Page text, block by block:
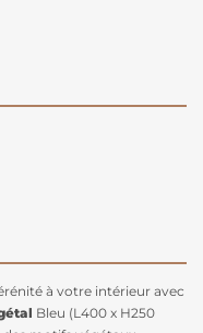
à votre intérieur avec
Bleu (L400 x H250